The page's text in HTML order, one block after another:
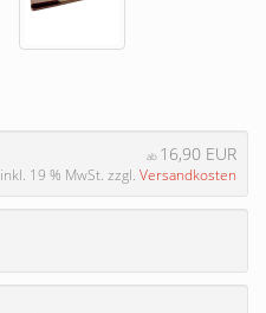
ab 16,90 EUR
inkl. 19 % MwSt. zzgl. Versandkosten